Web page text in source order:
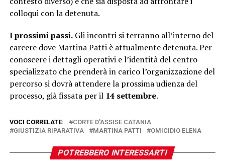
colloqui con la detenuta.
I prossimi passi.Gli incontri si terranno all’interno del
carcere dove Martina Patti è attualmente detenuta. Per
conoscere i dettagli operativi e l’identità del centro
specializzato che prenderà in carico l’organizzazione del
percorso si dovrà attendere la prossima udienza del
processo, già fissata per il 14 settembre.
VOCI CORRELATE:
CORTE D'ASSISE CATANIA
GIUSTIZIA RIPARATIVA
MARTINA PATTI OMICIDIO ELENA
POTREBBERO INTERESSARTI